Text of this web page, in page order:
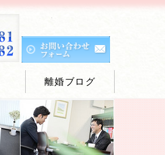
離婚ブログ